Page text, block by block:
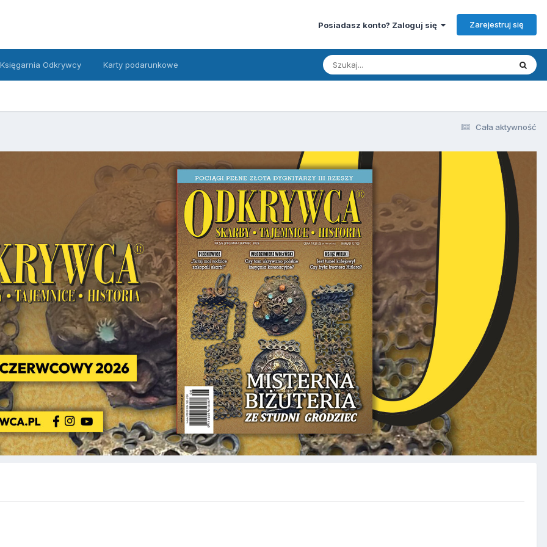
Posiadasz konto? Zaloguj się Zarejestruj się
Księgarnia Odkrywcy Karty podarunkowe
Cała aktywność